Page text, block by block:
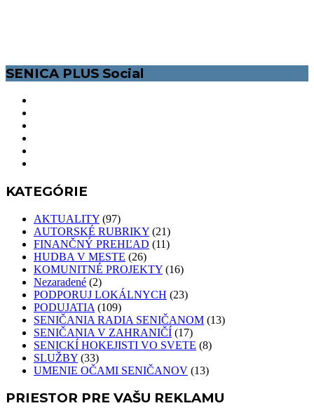
SENICA PLUS Social
KATEGÓRIE
AKTUALITY (97)
AUTORSKÉ RUBRIKY (21)
FINANČNÝ PREHĽAD (11)
HUDBA V MESTE (26)
KOMUNITNÉ PROJEKTY (16)
Nezaradené (2)
PODPORUJ LOKÁLNYCH (23)
PODUJATIA (109)
SENIČANIA RADIA SENIČANOM (13)
SENIČANIA V ZAHRANIČÍ (17)
SENICKÍ HOKEJISTI VO SVETE (8)
SLUŽBY (33)
UMENIE OČAMI SENIČANOV (13)
PRIESTOR PRE VAŠU REKLAMU